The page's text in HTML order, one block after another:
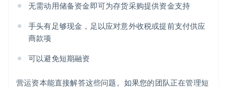
无需动用储备资金即可为存货采购提供资金支持
手头有足够现金，足以应对意外收税或提前支付供应
商款项
可以避免短期融资
营运资本能直接解答这些问题。如果您的团队正在管理短